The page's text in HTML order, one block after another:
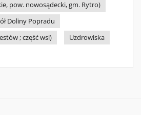
pow. nowosądecki, gm. Rytro)
Doliny Popradu
; część wsi)
Uzdrowiska